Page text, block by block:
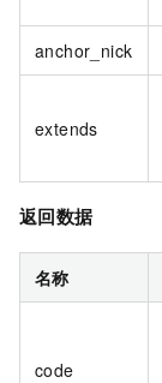
anchor_nick
extends
返回数据
名称
code